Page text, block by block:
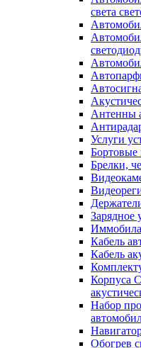
света
Антенны
Услуги
Брелки,
Зарядное
Кабель
Кабель
Корпуса
Набор
Обогрев